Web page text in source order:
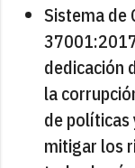
Sistema de
dedicación
la
de políticas
mitigar los